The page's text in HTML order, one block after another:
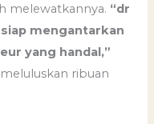
melewatkannya. “dr
mengantarkan
yang handal,”
ribuan